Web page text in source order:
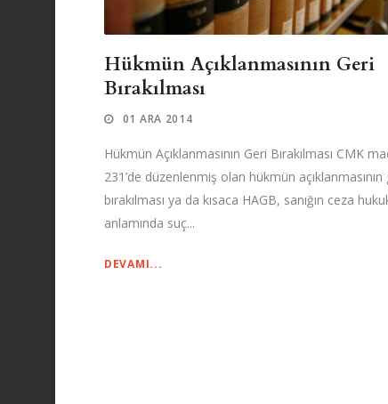
Hükmün Açıklanmasının Geri
Bırakılması
01 ARA 2014
Hükmün Açıklanmasının Geri Bırakılması CMK
231’de düzenlenmiş olan hükmün açıklanmasının
bırakılması ya da kısaca HAGB, sanığın ceza
anlamında suç...
DEVAMI...